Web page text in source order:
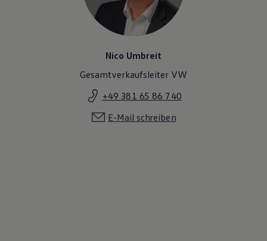
Nico Umbreit
Gesamtverkaufsleiter VW
+49 381 65 86 740
E-Mail schreiben